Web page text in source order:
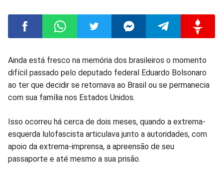
Compartilhar
no
Compartilhar
no
Compartilhar
no
Compartilhar
no
Compartilhar
no
no
Ainda está fresco na memória dos brasileiros o momento
difícil passado pelo deputado federal Eduardo Bolsonaro
ao ter que decidir se retornava ao Brasil ou se permanecia
com sua família nos Estados Unidos.
Isso ocorreu há cerca de dois meses, quando a extrema-
esquerda lulofascista articulava junto a autoridades, com
apoio da extrema-imprensa, a apreensão de seu
passaporte e até mesmo a sua prisão.